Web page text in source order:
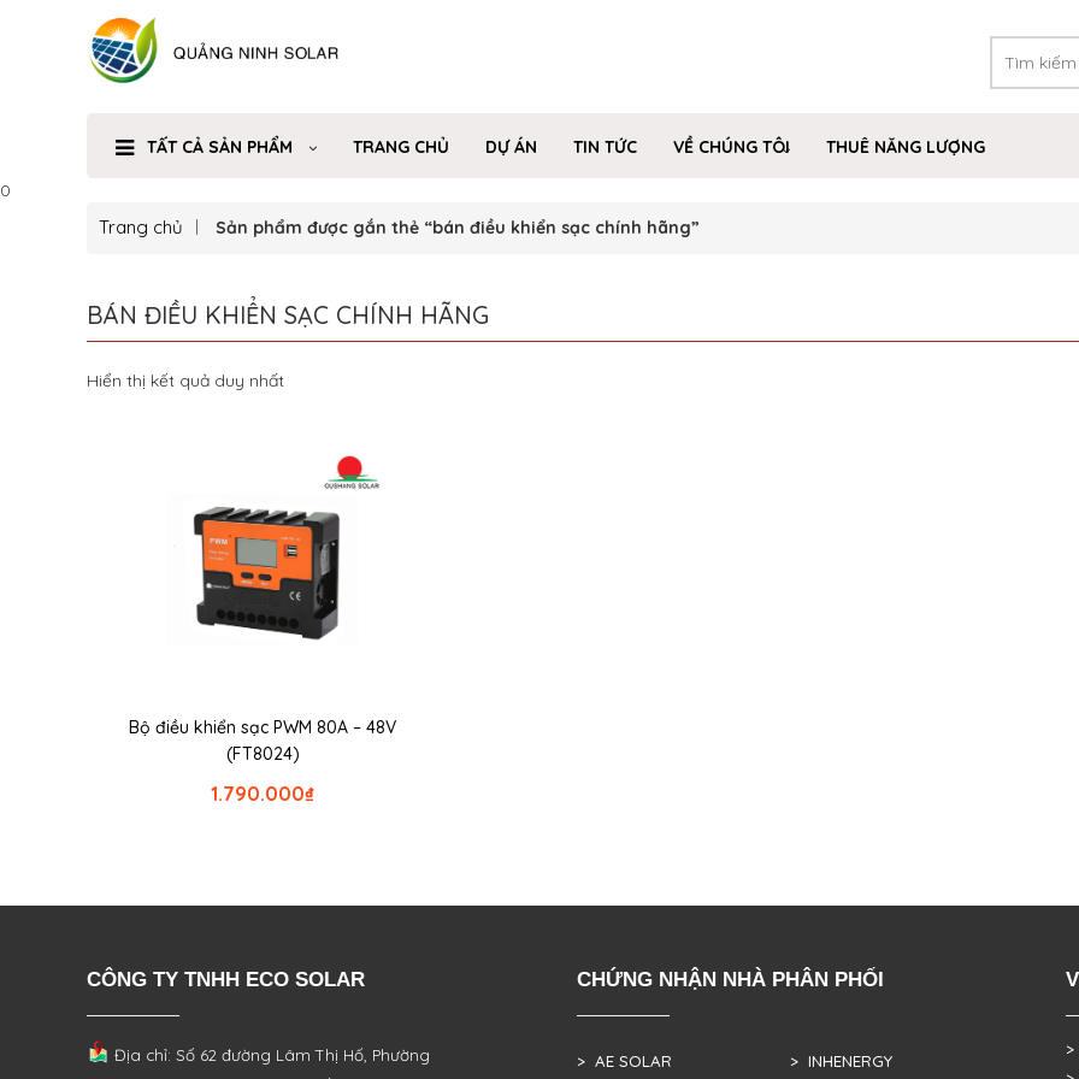
TẤT CẢ SẢN PHẨM TRANG CHỦ DỰ ÁN TIN TỨC VỀ CHÚNG TÔI
THUÊ NĂNG LƯỢNG
0
Trang chủ Sản phẩm được gắn thẻ “bán điều khiển sạc chính hãng”
BÁN ĐIỀU KHIỂN SẠC CHÍNH HÃNG
Hiển thị kết quả duy nhất
Bộ điều khiển sạc PWM 80A – 48V
(FT8024)
₫
1.790.000
CÔNG TY TNHH ECO SOLAR
Địa chỉ: Số 62 đường Lâm Thị Hố, Phường
CHỨNG NHẬN NHÀ PHÂN PHỐI
> AE SOLAR > INHENERGY
>